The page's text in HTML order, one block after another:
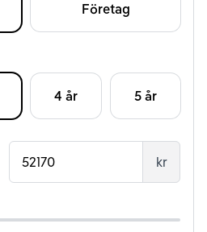
Företag
4 år 5 år
kr